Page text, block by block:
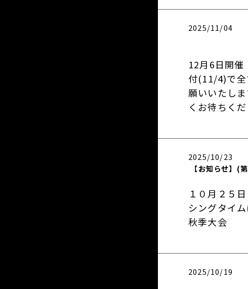
2025/11/04
12月6日開催
付(11/4)で全
願いいたし
くお待ちく
2025/10/23
【お知らせ】(
１０月２５
シングタイ
秋季大会
2025/10/19